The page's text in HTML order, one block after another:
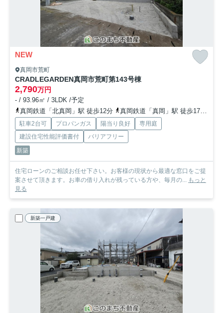
NEW
真岡市荒町
CRADLEGARDEN真岡市荒町第143号棟
2,790万円
- / 93.96㎡ / 3LDK /予定
真岡鉄道「北真岡」駅 徒歩12分
真岡鉄道「真岡」駅 徒歩17分
駐車2台可 プロパンガス 陽当り良好
専用庭
建設住宅性能評価書付
バリアフリー
新築
住宅ローンのご相談お任せ下さい。お客様の現状から最適な窓口をご提
案させて頂きます。お車の借り入れが残っている方や、毎月の... もっと
見る
新築一戸建